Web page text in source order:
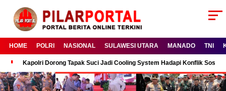
HOME POLRI NASIONAL SULAWESI UTARA MANADO TNI
Kapolri Dorong Tapak Suci Jadi Cooling System Hadapi Konflik Sosial